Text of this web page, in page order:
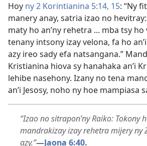
Hoy ny 2 Korintianina 5:14, 15: “Ny
manery anay, satria izao no
maty ho an’ny rehetra ... mba tsy ho
tenany intsony izay velona, fa ho
azy ireo sady efa natsangana.”
Kristianina hiova sy hanahaka an’i
lehibe nasehony. Izany no tena
an’i Jesosy, noho ny hoe mampiasa
“Izao no sitrapon’ny Raiko: Tokony
mandrakizay izay rehetra mijery ny
azy.”​—Jaona 6:40.